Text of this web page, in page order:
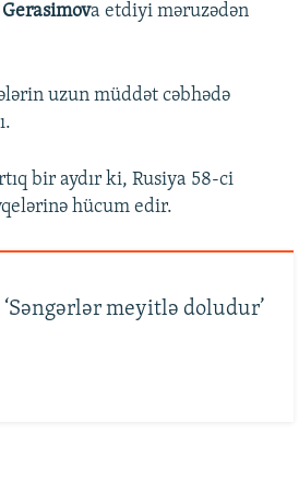
a etdiyi məruzədən
uzun müddət cəbhədə
bir aydır ki, Rusiya 58-ci
hücum edir.
‘Səngərlər meyitlə doludur’